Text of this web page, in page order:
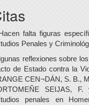
falta figuras
Penales y
reflexiones sobre
de Estado contra la
CEN¬DÁN, S. B.,
SEIJAS,
penales en